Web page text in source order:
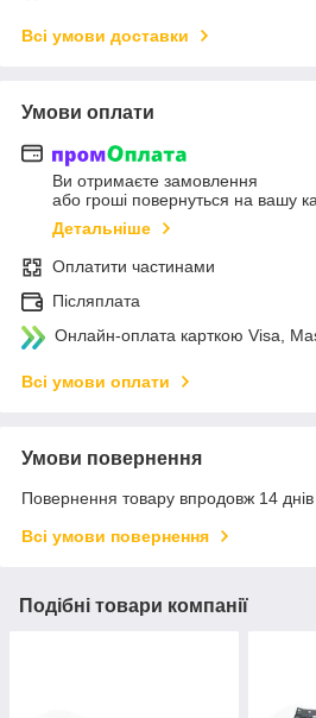
Всі умови доставки
Умови оплати
Ви отримаєте замовлення
або гроші повернуться на вашу
Детальніше
Оплатити частинами
Післяплата
Онлайн-оплата карткою Visa,
Всі умови оплати
Умови повернення
Повернення товару впродовж 14
Всі умови повернення
Подібні товари компанії